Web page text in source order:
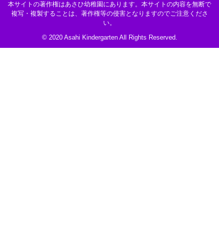
本サイトの著作権はあさひ幼稚園にあります。本サイトの内容を無断で
複写・複製することは、著作権等の侵害となりますのでご注意くださ
い。
© 2020 Asahi Kindergarten All Rights Reserved.